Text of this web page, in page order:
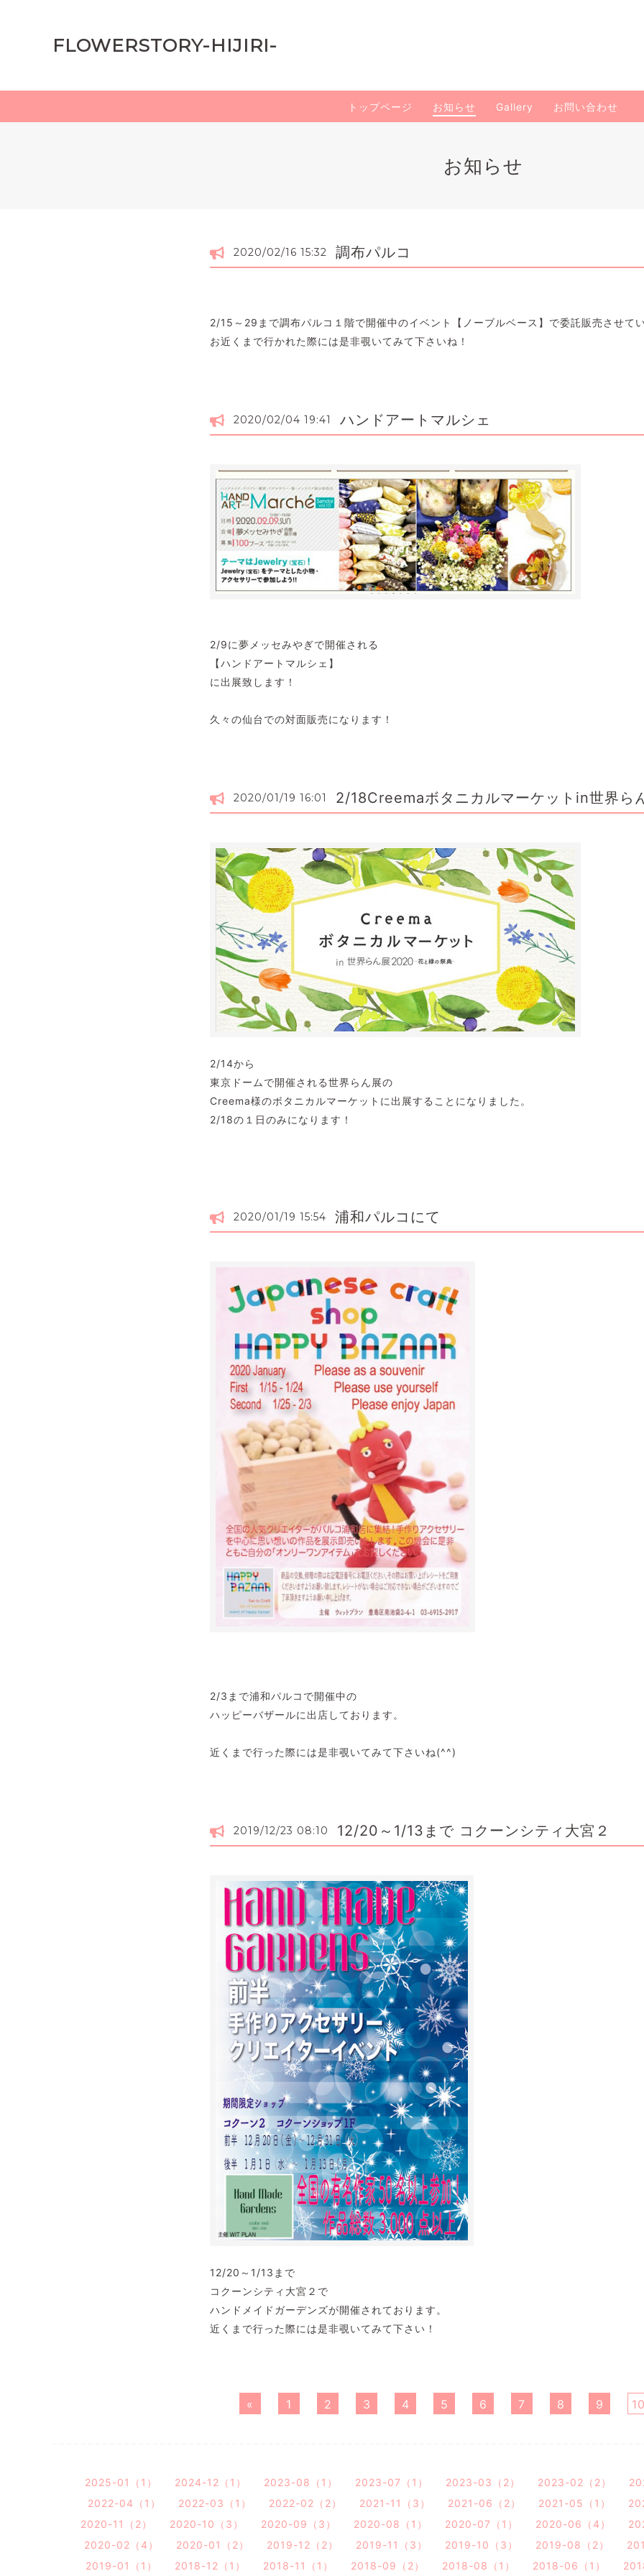
FLOWERSTORY-HIJIRI-
トップページ お知らせ Gallery お問い合わせ
お知らせ
2020/02/16 15:32 調布パルコ
2/15～29まで調布パルコ１階で開催中のイベント【ノーブルベース】で委託販売させて
お近くまで行かれた際には是非覗いてみて下さいね！
2020/02/04 19:41 ハンドアートマルシェ
2/9に夢メッセみやぎで開催される
【ハンドアートマルシェ】
に出展致します！
久々の仙台での対面販売になります！
2020/01/19 16:01 2/18Creemaボタニカルマーケットin世界ら
2/14から
東京ドームで開催される世界らん展の
Creema様のボタニカルマーケットに出展することになりました。
2/18の１日のみになります！
2020/01/19 15:54 浦和パルコにて
2/3まで浦和パルコで開催中の
ハッピーバザールに出店しております。
近くまで行った際には是非覗いてみて下さいね(^^)
2019/12/23 08:10 12/20～1/13まで コクーンシティ大宮２
12/20～1/13まで
コクーンシティ大宮２で
ハンドメイドガーデンズが開催されております。
近くまで行った際には是非覗いてみて下さい！
« 1 2 3 4 5 6 7 8 9
2025-01（1） 2024-12（1） 2023-08（1） 2023-07（1） 2023-03（2） 2023-02（2）
2022-04（1）
2022-03（1） 2022-02（2） 2021-11（3） 2021-06（2） 2021-05（1）
2020-11（2）
2020-10（3） 2020-09（3） 2020-08（1） 2020-07（1） 2020-06（4）
2020-02（4）
2020-01（2） 2019-12（2） 2019-11（3） 2019-10（3） 2019-08（2）
2019-01（1）
2018-12（1） 2018-11（1） 2018-09（2） 2018-08（1） 2018-06（1）